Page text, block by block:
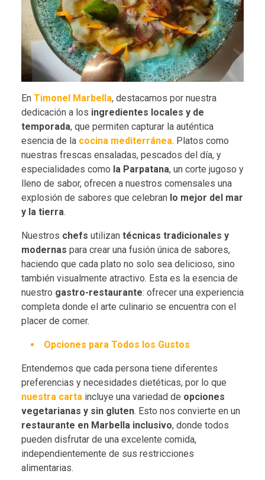
En Timonel Marbella, destacamos por nuestra
dedicación a los ingredientes locales y de
temporada, que permiten capturar la auténtica
esencia de la cocina mediterránea. Platos como
nuestras frescas ensaladas, pescados del día, y
especialidades como la Parpatana, un corte jugoso y
lleno de sabor, ofrecen a nuestros comensales una
explosión de sabores que celebran lo mejor del mar
y la tierra.
Nuestros chefs utilizan técnicas tradicionales y
modernas para crear una fusión única de sabores,
haciendo que cada plato no solo sea delicioso, sino
también visualmente atractivo. Esta es la esencia de
nuestro gastro-restaurante: ofrecer una experiencia
completa donde el arte culinario se encuentra con el
placer de comer.
Opciones para Todos los Gustos
Entendemos que cada persona tiene diferentes
preferencias y necesidades dietéticas, por lo que
nuestra carta incluye una variedad de opciones
vegetarianas y sin gluten. Esto nos convierte en un
restaurante en Marbella inclusivo, donde todos
pueden disfrutar de una excelente comida,
independientemente de sus restricciones
alimentarias.